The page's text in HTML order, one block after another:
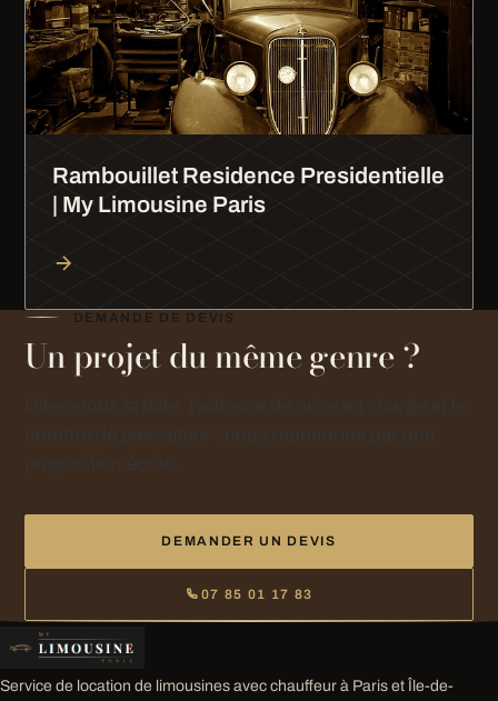
Rambouillet Residence Presidentielle
| My Limousine Paris
DEMANDE DE DEVIS
Un projet du même genre ?
DEMANDER UN DEVIS
07 85 01 17 83
Service de location de limousines avec chauffeur à Paris et Île-de-